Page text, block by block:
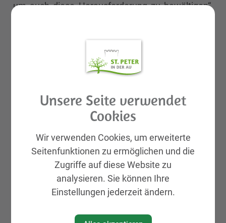
um auch diese Herausforderung zu bewältigen“,
Unsere Seite verwendet
Cookies
Wir verwenden Cookies, um erweiterte
Seitenfunktionen zu ermöglichen und die
Zugriffe auf diese Website zu
analysieren. Sie können Ihre
Einstellungen jederzeit ändern.